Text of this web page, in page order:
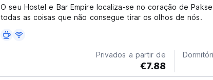
O seu Hostel e Bar Empire localiza-se no coração de
todas as coisas que não consegue tirar os olhos de nós.
Privados a partir de
€7.88